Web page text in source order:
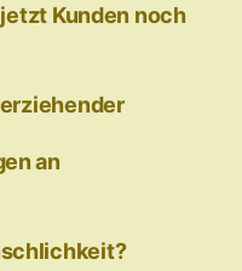
Kunden noch
an